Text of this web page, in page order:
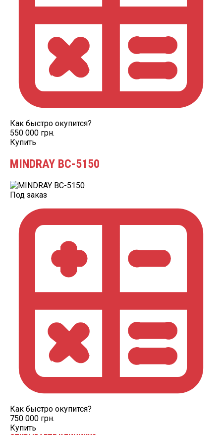
Как быстро окупится?
550 000 грн.
Купить
MINDRAY BC-5150
Под заказ
Как быстро окупится?
750 000 грн.
Купить